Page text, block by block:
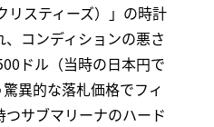
リスティーズ）」の時計
コンディションの悪さ
ドル（当時の日本円で
異的な落札価格でフィ
サブマリーナのハード